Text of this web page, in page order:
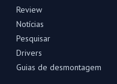
Review
Notícias
Pesquisar
Drivers
Guias de desmontagem